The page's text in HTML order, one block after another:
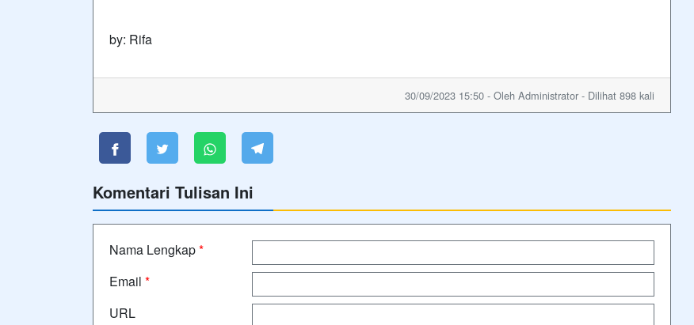
by: Rifa
30/09/2023 15:50 - Oleh Administrator - Dilihat 898 kali
Komentari Tulisan Ini
Nama Lengkap*
Email *
URL